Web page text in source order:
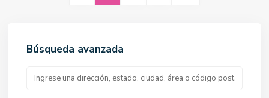
Búsqueda avanzada